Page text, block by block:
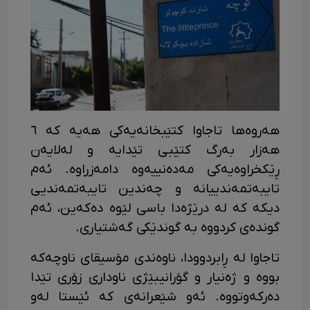
هەروەها تاجاوا کتێبخانەیەکی هەیە کە ٦
هەزار بەرگ کتێبی تێدایە و لەلایەن
ڕێکخراوەیەکی مەدەنییەوە دامەزراوە. ئەم
تایبەتمەندییانە و چەندین تایبەتمەندیی
دیکە کە لە درێژەدا باسی لێوە دەکەین، ئەم
گوندەی کردووە بە گوندێکی گەشتیاری.
تاجاوا لە ڕابردوودا، ناوەندی مۆسیقای ناوچەکە
بووە و ژەنیار و گۆرانیبێژی ناوداری زۆری تێدا
دەرکەوتووە. ئەو شێعرانەی کە ئێستا لەو